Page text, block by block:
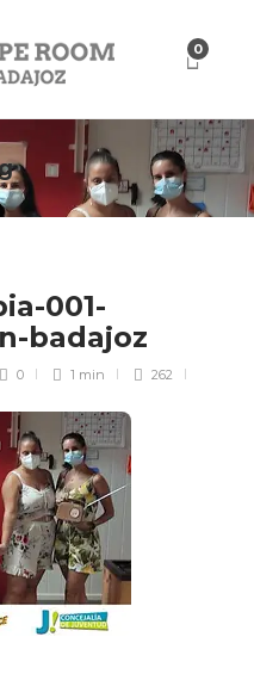
0
001-
badajoz
0 1 min 262